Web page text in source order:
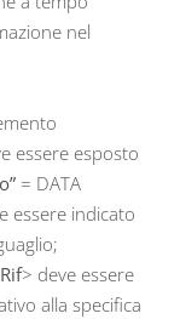
nel
essere esposto
= DATA
essere indicato
> deve essere
alla specifica